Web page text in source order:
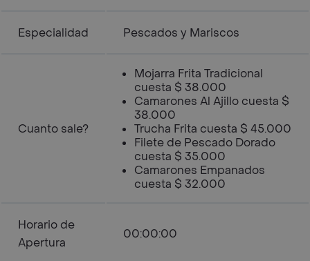
Especialidad Pescados y Mariscos
Cuanto sale?
Mojarra Frita Tradicional
cuesta $ 38.000
Camarones Al Ajillo cuesta $
38.000
Trucha Frita cuesta $ 45.000
Filete de Pescado Dorado
cuesta $ 35.000
Camarones Empanados
cuesta $ 32.000
Horario de
Apertura
00:00:00